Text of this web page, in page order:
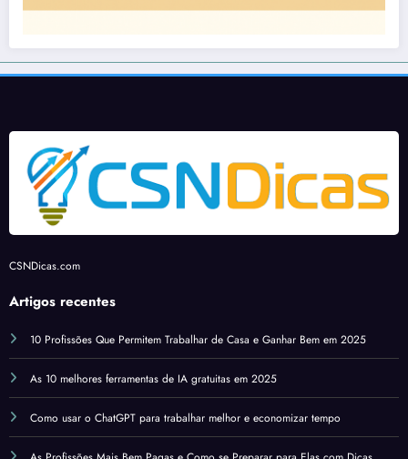
CSNDicas.com
Artigos recentes
10 Profissões Que Permitem Trabalhar de Casa e Ganhar Bem em 2025
As 10 melhores ferramentas de IA gratuitas em 2025
Como usar o ChatGPT para trabalhar melhor e economizar tempo